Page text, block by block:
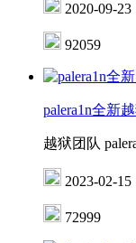
2020-09-23
92059
palera1n全新
越狱团队
2023-02-15
72999